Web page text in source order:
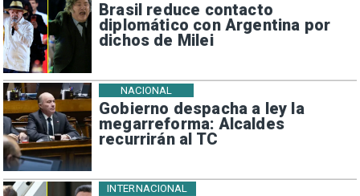
Brasil reduce contacto
diplomático con Argentina por
dichos de Milei
Gobierno despacha a ley la
megarreforma: Alcaldes
recurrirán al TC
NACIONAL
INTERNACIONAL